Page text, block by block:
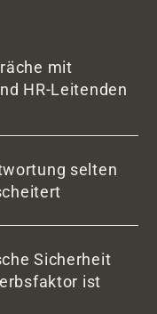
mit
HR-Leitenden
selten
Sicherheit
ist